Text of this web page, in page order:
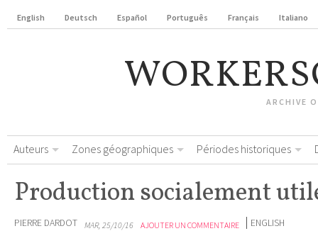
English Deutsch Español Português Français Italiano
ARCHIVE
Auteurs Zones géographiques Périodes historiques
Production socialement
PIERRE DARDOT MAR, 25/10/16 AJOUTER UN COMMENTAIRE ENGLISH